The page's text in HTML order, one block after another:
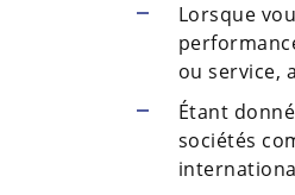
Lorsque
ou service,
Étant
sociétés